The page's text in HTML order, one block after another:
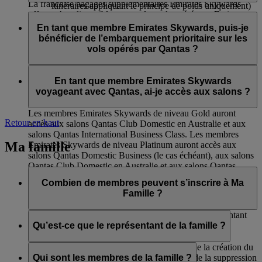
La franchise bagages supplémentaires Emirates Skywards
offerte n’est disponible que sur les vols opérés par Emirates et
flydubai. Cet avantage ne s’applique pas aux vols en partage
de code opérés par d’autres compagnies aériennes et dans le
cas où l’itinéraire comprendrait des vols sur d’autres
itinéraires appliquant le principe de poids uniquement)
salons Domestic Club de Qantas ;
à l'embarquement prioritaire ;
à la livraison prioritaire des bagages.
sur des vols opérés par Qantas auront accès :
à l’enregistrement en Economie Premium (si
Franchise bagages de 12 kg supplémentaire (sur les
itinéraires appliquant le principe de poids uniquement)
En tant que membre Emirates Skywards, puis-je
bénéficier de l’embarquement prioritaire sur les
vols opérés par Qantas ?
membres Emirates Skywards de niveaux Platinum et Gold.
En tant que membre Emirates Skywards
voyageant avec Qantas, ai-je accès aux salons ?
Les membres Emirates Skywards de niveau Gold auront
accès aux salons Qantas Club Domestic en Australie et aux
salons Qantas International Business Class. Les membres
Emirates Skywards de niveau Platinum auront accès aux
salons Qantas Domestic Business (le cas échéant), aux salons
Qantas Club Domestic en Australie et aux salons Qantas
Retour en haut
Ma famille
Combien de membres peuvent s’inscrire à Ma
Famille ?
Huit membres au maximum peuvent s’inscrire, représentant
de la famille inclus.
Qu’est-ce que le représentant de la famille ?
Le représentant de la famille est responsable de la création du
compte Ma Famille, de l’ajout des membres, de la suppression
Qui sont les membres de la famille ?